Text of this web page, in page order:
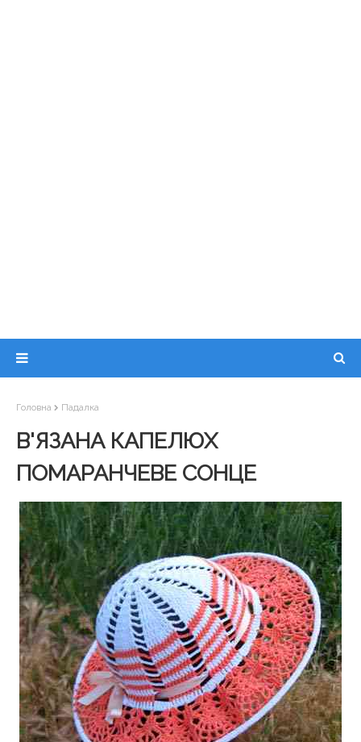
Головна Падалка
В'ЯЗАНА КАПЕЛЮХ
ПОМАРАНЧЕВЕ СОНЦЕ